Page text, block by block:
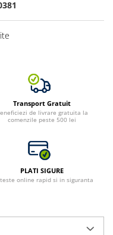
Transport Gratuit
de livrare gratuita la
comenzile peste 500 lei
PLATI SIGURE
online rapid si in siguranta